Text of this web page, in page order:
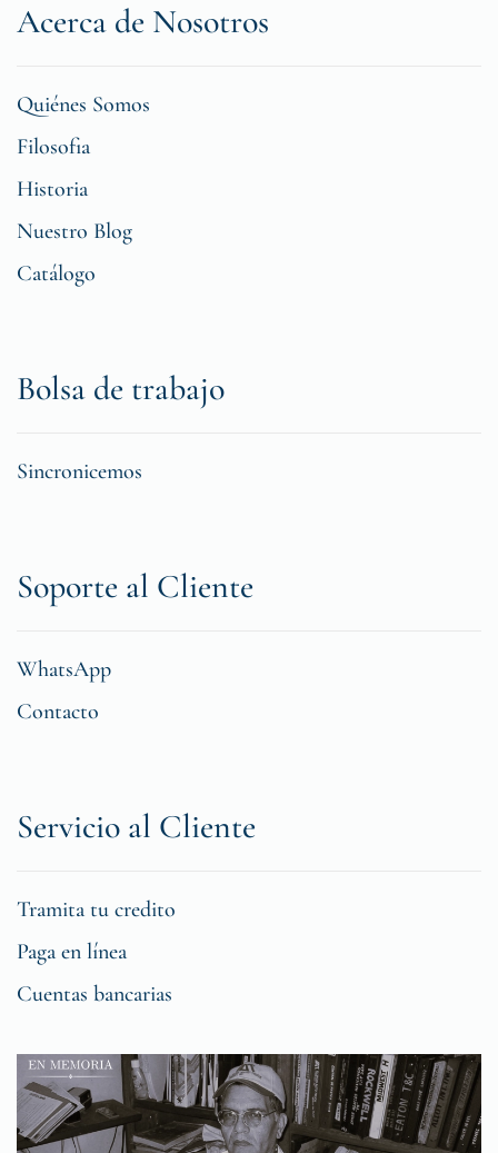
Acerca de Nosotros
Quiénes Somos
Filosofia
Historia
Nuestro Blog
Catálogo
Bolsa de trabajo
Sincronicemos
Soporte al Cliente
WhatsApp
Contacto
Servicio al Cliente
Tramita tu credito
Paga en línea
Cuentas bancarias